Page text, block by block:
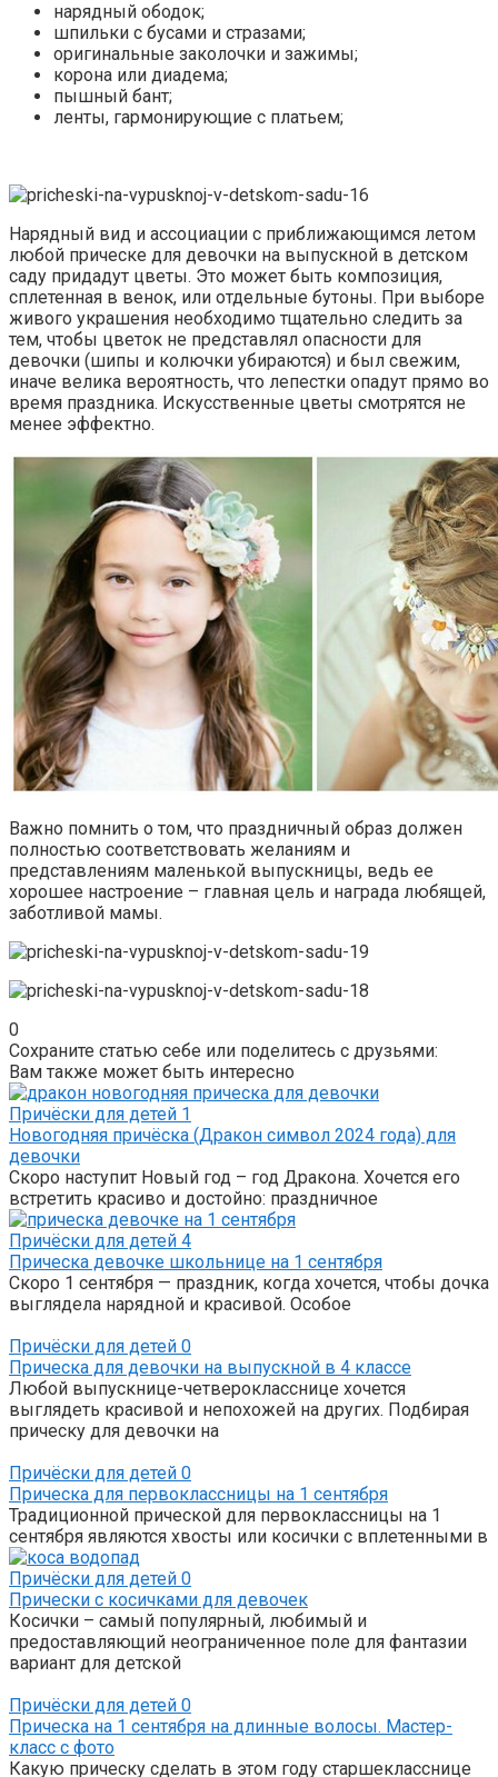
нарядный ободок;
шпильки с бусами и стразами;
оригинальные заколочки и зажимы;
корона или диадема;
пышный бант;
ленты, гармонирующие с платьем;
Нарядный вид и ассоциации с приближающимся летом
любой прическе для девочки на выпускной в детском
саду придадут цветы. Это может быть композиция,
сплетенная в венок, или отдельные бутоны. При выборе
живого украшения необходимо тщательно следить за
тем, чтобы цветок не представлял опасности для
девочки (шипы и колючки убираются) и был свежим,
иначе велика вероятность, что лепестки опадут прямо во
время праздника. Искусственные цветы смотрятся не
менее эффектно.
Важно помнить о том, что праздничный образ должен
полностью соответствовать желаниям и
представлениям маленькой выпускницы, ведь ее
хорошее настроение – главная цель и награда любящей,
заботливой мамы.
0
Сохраните статью себе или поделитесь с друзьями:
Вам также может быть интересно
Причёски для детей 1
Новогодняя причёска (Дракон символ 2024 года) для
девочки
Скоро наступит Новый год – год Дракона. Хочется его
встретить красиво и достойно: праздничное
Причёски для детей 4
Прическа девочке школьнице на 1 сентября
Скоро 1 сентября — праздник, когда хочется, чтобы дочка
выглядела нарядной и красивой. Особое
Причёски для детей 0
Прическа для девочки на выпускной в 4 классе
Любой выпускнице-четверокласснице хочется
выглядеть красивой и непохожей на других. Подбирая
прическу для девочки на
Причёски для детей 0
Прическа для первоклассницы на 1 сентября
Традиционной прической для первоклассницы на 1
сентября являются хвосты или косички с вплетенными в
Причёски для детей 0
Прически с косичками для девочек
Косички – самый популярный, любимый и
предоставляющий неограниченное поле для фантазии
вариант для детской
Причёски для детей 0
Прическа на 1 сентября на длинные волосы. Мастер-
класс с фото
Какую прическу сделать в этом году старшекласснице